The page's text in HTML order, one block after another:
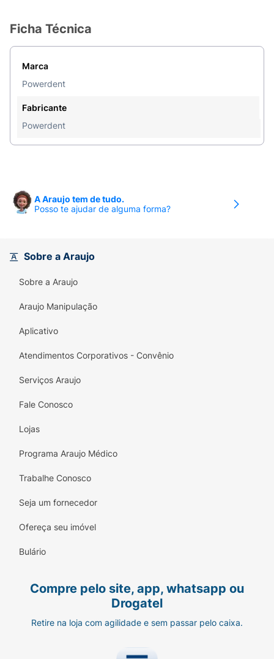
Precauções:
Não compre se a embalagem estiver violada.
Mantenha fora do alcance de crianças.
Modo de usar:
Coloque uma pequena quantidade de creme
dental sobre as cerdas da escova / Posicione a
escova em um ângulo de 45° na linha da gengiva
dente, com movimentos superiores e inferiores
para cima e para baixo.
Ficha Técnica
Marca
Powerdent
Fabricante
Powerdent
A Araujo tem de tudo.
Posso te ajudar de alguma forma?
Sobre a Araujo
Sobre a Araujo
Araujo Manipulação
Aplicativo
Atendimentos Corporativos - Convênio
Serviços Araujo
Fale Conosco
Lojas
Programa Araujo Médico
Trabalhe Conosco
Seja um fornecedor
Ofereça seu imóvel
Bulário
Compre pelo site, app, whatsapp ou
Drogatel
Retire na loja com agilidade e sem passar pelo caixa.